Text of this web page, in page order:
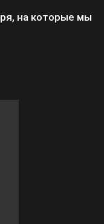
на которые мы